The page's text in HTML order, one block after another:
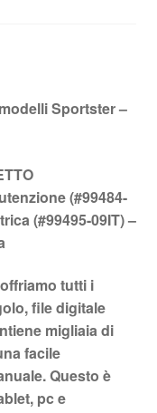
Sportster –
(#99484-
(#99495-09IT) –
tutti i
file digitale
migliaia di
facile
Questo è
pc e